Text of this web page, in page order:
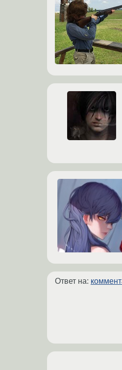
Ответ на: